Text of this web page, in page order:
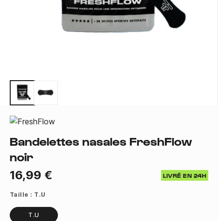
Bandelettes nasales FreshFlow
noir
16,99 € LIVRÉ EN 24H
Taille : T.U
T.U